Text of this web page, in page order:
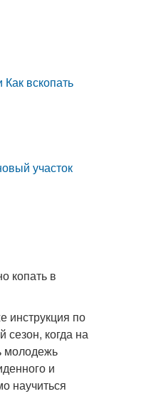
вскопать
участок
копать в
инструкция по
сезон, когда на
молодежь
и
научиться